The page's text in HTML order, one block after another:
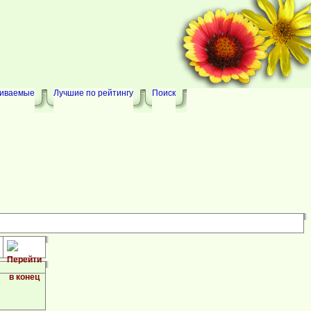
Лучшие по рейтингу Поиск